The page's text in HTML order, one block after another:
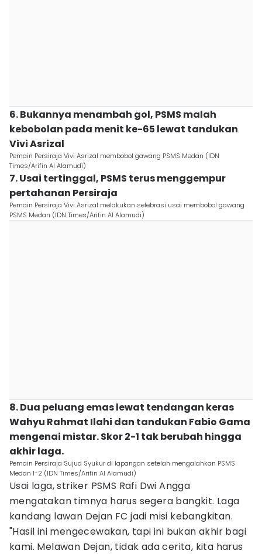
6. Bukannya menambah gol, PSMS malah
kebobolan pada menit ke-65 lewat tandukan
Vivi Asrizal
Pemain Persiraja Vivi Asrizal membobol gawang PSMS Medan (IDN
Times/Arifin Al Alamudi)
7. Usai tertinggal, PSMS terus menggempur
pertahanan Persiraja
Pemain Persiraja Vivi Asrizal melakukan selebrasi usai membobol gawang
PSMS Medan (IDN Times/Arifin Al Alamudi)
8. Dua peluang emas lewat tendangan keras
Wahyu Rahmat Ilahi dan tandukan Fabio Gama
mengenai mistar. Skor 2-1 tak berubah hingga
akhir laga.
Pemain Persiraja Sujud Syukur di lapangan setelah mengalahkan PSMS
Medan 1-2 (IDN Times/Arifin Al Alamudi)
Usai laga, striker PSMS Rafi Dwi Angga
mengatakan timnya harus segera bangkit. Laga
kandang lawan Dejan FC jadi misi kebangkitan.
"Hasil ini mengecewakan, tapi ini bukan akhir bagi
kami. Melawan Dejan, tidak ada cerita, kita harus